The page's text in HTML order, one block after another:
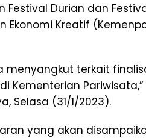
Durian dan
Ekonomi Kreatif
menyangkut terkait
Kementerian
Selasa (31/1/2023).
yang akan